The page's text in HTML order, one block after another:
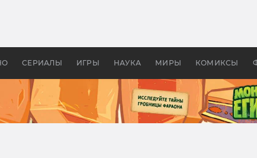
СЕРИАЛЫ ИГРЫ НАУКА МИРЫ КОМИКСЫ
бы «Властелина колец»